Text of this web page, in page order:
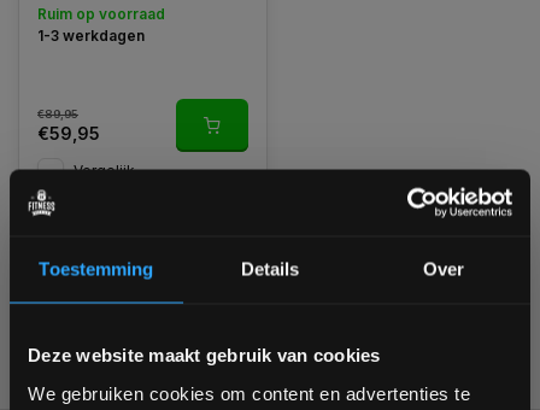
Toestemming Details Over
Deze website maakt gebruik van cookies
We gebruiken cookies om content en advertenties te
Ruim op voorraad
1-3 werkdagen
€89,95
€59,95
Vergelijk
1
Bam! 5% korting op je volgende